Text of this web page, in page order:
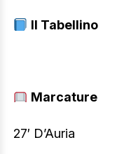
Il Tabellino
Marcature
27′ D’Auria